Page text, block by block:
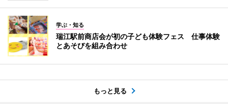
学ぶ・知る
瑞江駅前商店会が初の子ども体験フェス 仕事体験
とあそびを組み合わせ
もっと見る